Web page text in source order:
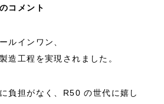
コメント
ルインワン、
造工程を実現されました。
負担がなく、R50 の世代に嬉し